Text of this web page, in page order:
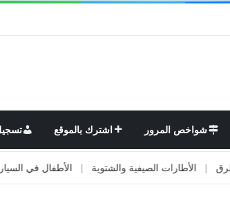
شواخص المرور اشترك بالموقع
| الأطارات الصيفية والشتوية | الأطفال في السيارة |